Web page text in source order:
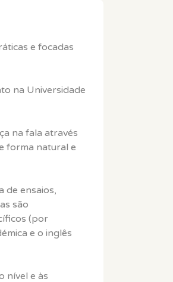
e focadas
na Universidade
na fala através
forma natural e
de ensaios,
são
(por
e o inglês
nível e às